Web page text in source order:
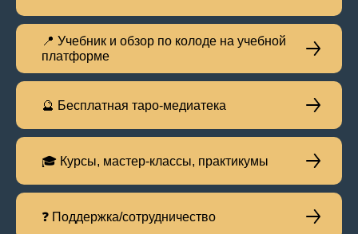
📍 Учебник и обзор по колоде на учебной
платформе
🔮 Бесплатная таро-медиатека
🎓 Курсы, мастер-классы, практикумы
❓ Поддержка/сотрудничество